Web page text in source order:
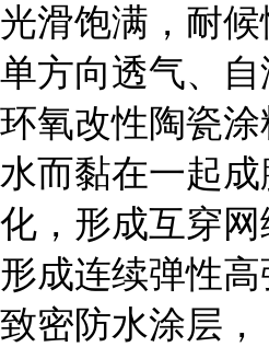
光滑饱满，耐候
单方向透气、自
环氧改性陶瓷
水而黏在一起成
化，形成互穿
形成连续弹性
致密防水涂层，